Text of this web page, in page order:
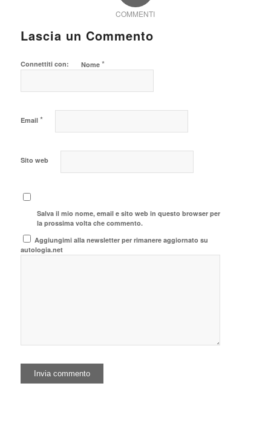
COMMENTI
Lascia un Commento
Connettiti con: Nome *
Email *
Sito web
Salva il mio nome, email e sito web in questo browser per
la prossima volta che commento.
Aggiungimi alla newsletter per rimanere aggiornato su
autologia.net